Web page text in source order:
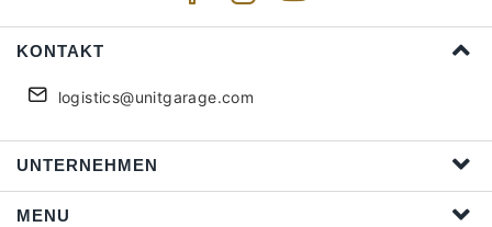
KONTAKT
logistics@unitgarage.com
UNTERNEHMEN
MENU